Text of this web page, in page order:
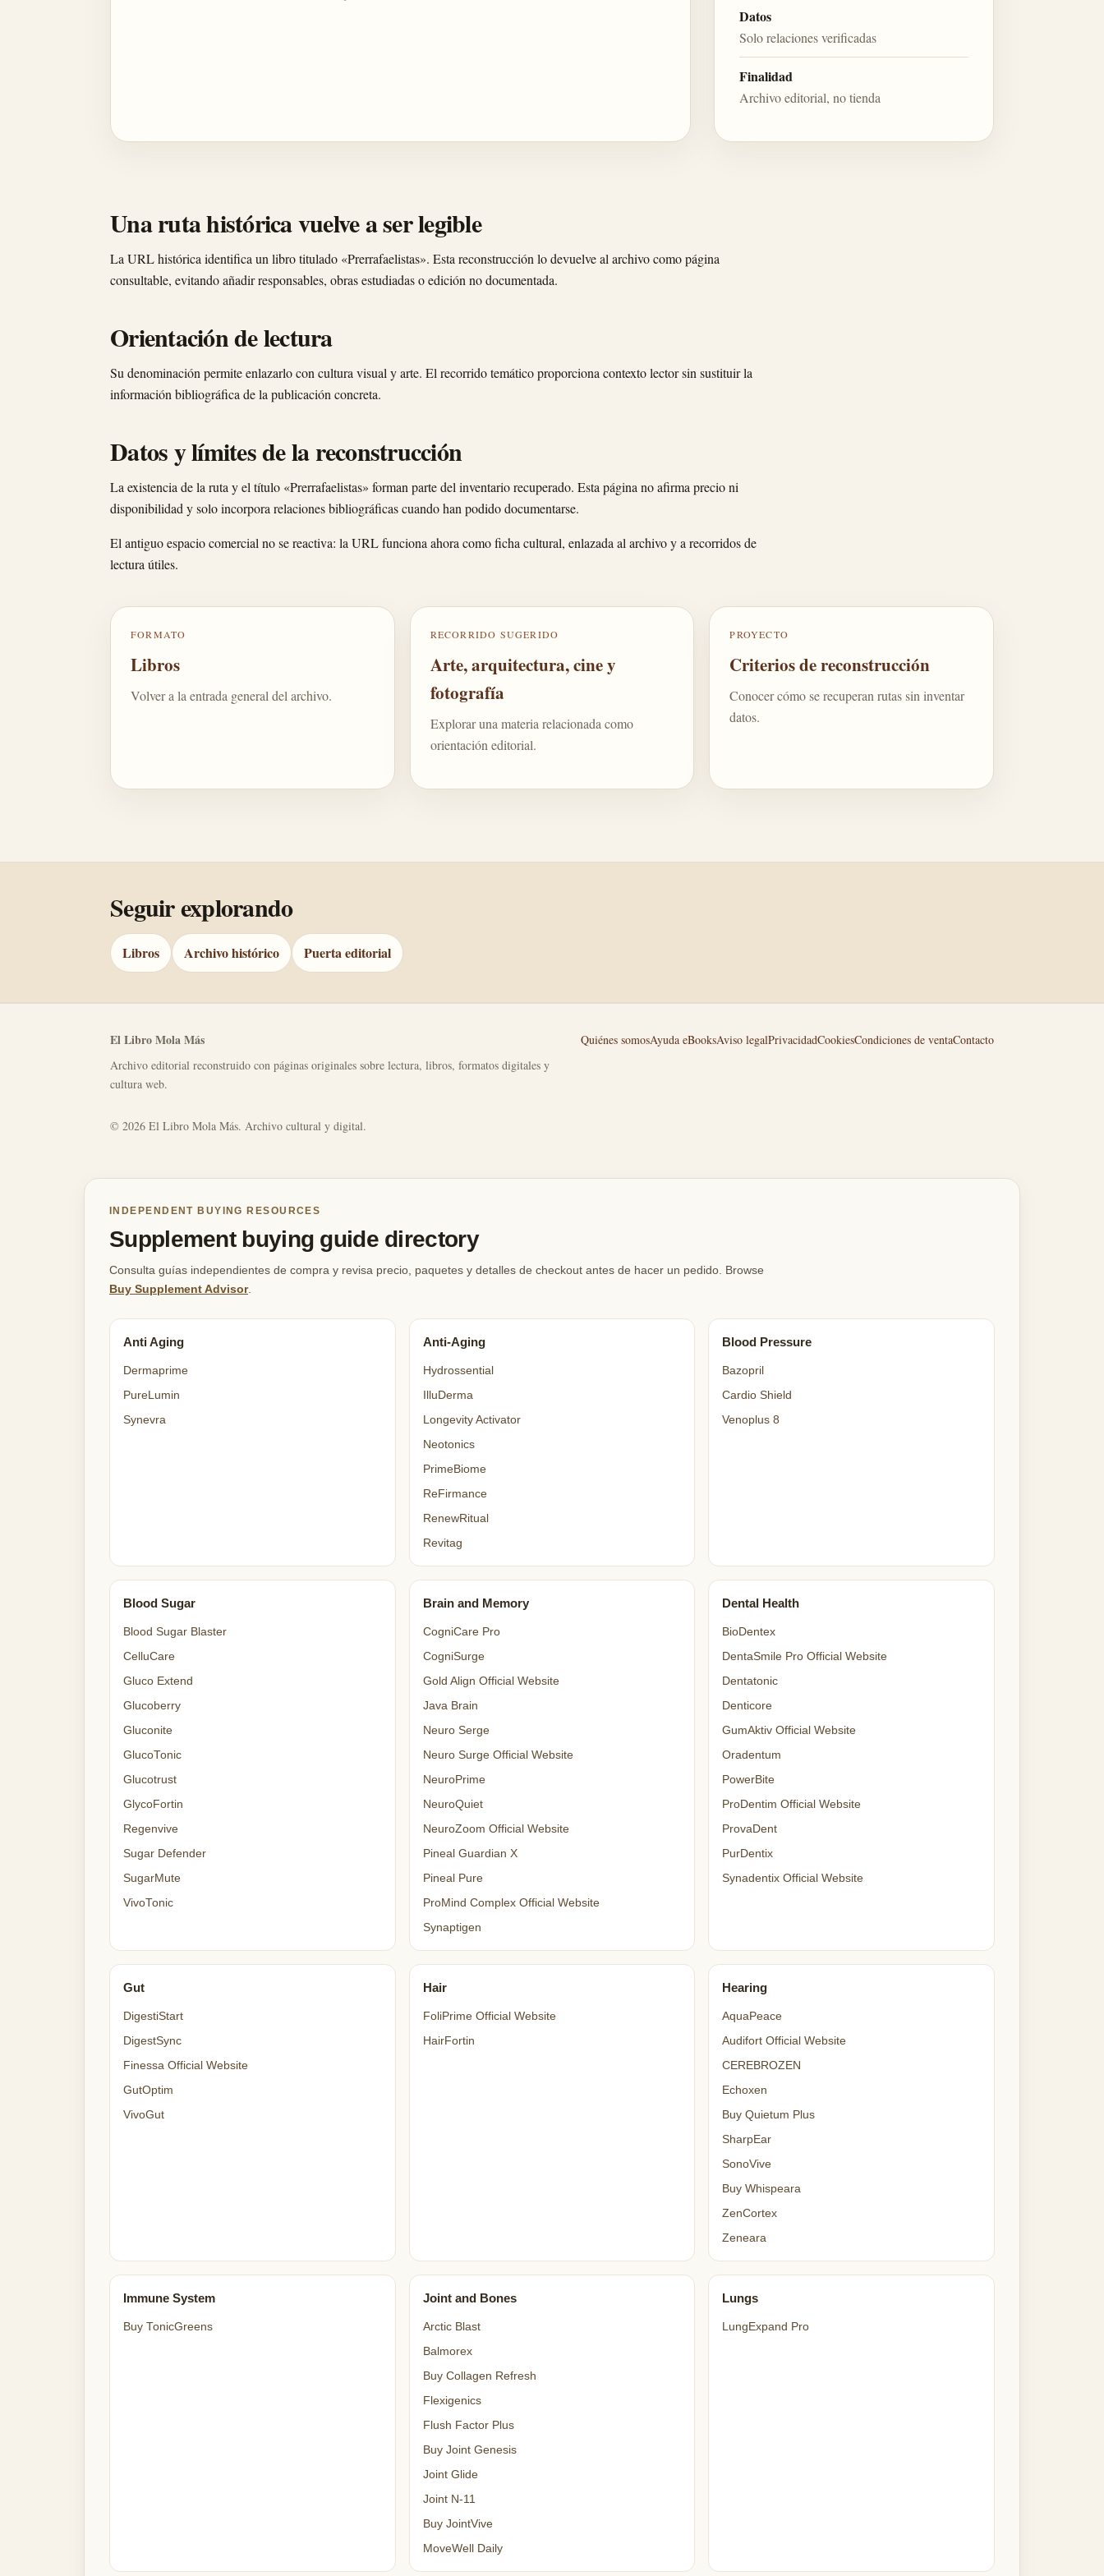
Datos
Solo relaciones verificadas
Finalidad
Archivo editorial, no tienda
Una ruta histórica vuelve a ser legible
La URL histórica identifica un libro titulado «Prerrafaelistas». Esta reconstrucción lo devuelve al archivo como página
consultable, evitando añadir responsables, obras estudiadas o edición no documentada.
Orientación de lectura
Su denominación permite enlazarlo con cultura visual y arte. El recorrido temático proporciona contexto lector sin sustituir la
información bibliográfica de la publicación concreta.
Datos y límites de la reconstrucción
La existencia de la ruta y el título «Prerrafaelistas» forman parte del inventario recuperado. Esta página no afirma precio ni
disponibilidad y solo incorpora relaciones bibliográficas cuando han podido documentarse.
El antiguo espacio comercial no se reactiva: la URL funciona ahora como ficha cultural, enlazada al archivo y a recorridos de
lectura útiles.
FORMATO
Libros
Volver a la entrada general del archivo.
RECORRIDO SUGERIDO
Arte, arquitectura, cine y
fotografía
Explorar una materia relacionada como
orientación editorial.
PROYECTO
Criterios de reconstrucción
Conocer cómo se recuperan rutas sin inventar
datos.
Seguir explorando
Libros Archivo histórico Puerta editorial
El Libro Mola Más
Archivo editorial reconstruido con páginas originales sobre lectura, libros, formatos digitales y
cultura web.
Quiénes somosAyuda eBooksAviso legalPrivacidadCookiesCondiciones de ventaContacto
© 2026 El Libro Mola Más. Archivo cultural y digital.
INDEPENDENT BUYING RESOURCES
Supplement buying guide directory
Consulta guías independientes de compra y revisa precio, paquetes y detalles de checkout antes de hacer un pedido. Browse
Buy Supplement Advisor.
Anti Aging
Dermaprime
PureLumin
Synevra
Anti-Aging
Hydrossential
IlluDerma
Longevity Activator
Neotonics
PrimeBiome
ReFirmance
RenewRitual
Revitag
Blood Pressure
Bazopril
Cardio Shield
Venoplus 8
Blood Sugar
Blood Sugar Blaster
CelluCare
Gluco Extend
Glucoberry
Gluconite
GlucoTonic
Glucotrust
GlycoFortin
Regenvive
Sugar Defender
SugarMute
VivoTonic
Brain and Memory
CogniCare Pro
CogniSurge
Gold Align Official Website
Java Brain
Neuro Serge
Neuro Surge Official Website
NeuroPrime
NeuroQuiet
NeuroZoom Official Website
Pineal Guardian X
Pineal Pure
ProMind Complex Official Website
Synaptigen
Dental Health
BioDentex
DentaSmile Pro Official Website
Dentatonic
Denticore
GumAktiv Official Website
Oradentum
PowerBite
ProDentim Official Website
ProvaDent
PurDentix
Synadentix Official Website
Gut
DigestiStart
DigestSync
Finessa Official Website
GutOptim
VivoGut
Hair
FoliPrime Official Website
HairFortin
Hearing
AquaPeace
Audifort Official Website
CEREBROZEN
Echoxen
Buy Quietum Plus
SharpEar
SonoVive
Buy Whispeara
ZenCortex
Zeneara
Immune System
Buy TonicGreens
Joint and Bones
Arctic Blast
Balmorex
Buy Collagen Refresh
Flexigenics
Flush Factor Plus
Buy Joint Genesis
Joint Glide
Joint N-11
Buy JointVive
MoveWell Daily
Lungs
LungExpand Pro